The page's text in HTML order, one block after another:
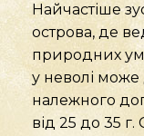
Найчастіше
острова, де
природних
у неволі може
належного
від 25 до 35 г.